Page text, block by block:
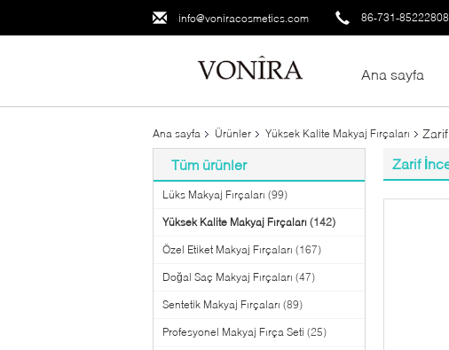
info@voniracosmetics.com 86-731-85222808
Ana sayfa
Ana sayfa Ürünler Yüksek Kalite Makyaj Fırçaları
Tüm ürünler
Lüks Makyaj Fırçaları (99)
Yüksek Kalite Makyaj Fırçaları (142)
Özel Etiket Makyaj Fırçaları (167)
Doğal Saç Makyaj Fırçaları (47)
Sentetik Makyaj Fırçaları (89)
Profesyonel Makyaj Fırça Seti (25)
Zarif